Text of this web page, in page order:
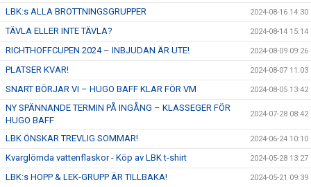
LBK:s ALLA BROTTNINGSGRUPPER 2024-08-16 14:30
TÄVLA ELLER INTE TÄVLA? 2024-08-14 15:14
RICHTHOFFCUPEN 2024 – INBJUDAN ÄR UTE! 2024-08-09 09:26
PLATSER KVAR! 2024-08-07 11:03
SNART BÖRJAR VI – HUGO BAFF KLAR FÖR VM 2024-08-05 13:42
NY SPÄNNANDE TERMIN PÅ INGÅNG – KLASSEGER FÖR
HUGO BAFF
2024-07-28 08:42
LBK ÖNSKAR TREVLIG SOMMAR! 2024-06-24 10:10
Kvarglömda vattenflaskor - Köp av LBK t-shirt 2024-05-28 13:27
LBK:s HOPP & LEK-GRUPP ÄR TILLBAKA! 2024-05-21 09:39